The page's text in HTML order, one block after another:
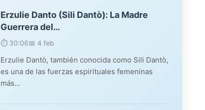
Erzulie Danto (Sili Dantò): La Madre
Guerrera del…
⏱️ 30:06📅 4 feb
Erzulie Dantò, también conocida como Sili Dantò,
es una de las fuerzas espirituales femeninas
más…